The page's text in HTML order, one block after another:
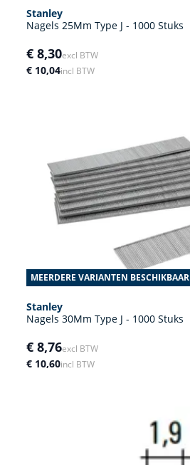
Stanley
Nagels 25Mm Type J - 1000 Stuks
€ 8,30excl BTW
€ 10,04incl BTW
MEERDERE VARIANTEN BESCHIKBAAR
Stanley
Nagels 30Mm Type J - 1000 Stuks
€ 8,76excl BTW
€ 10,60incl BTW